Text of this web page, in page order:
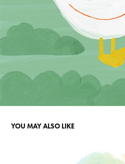
YOU MAY ALSO LIKE